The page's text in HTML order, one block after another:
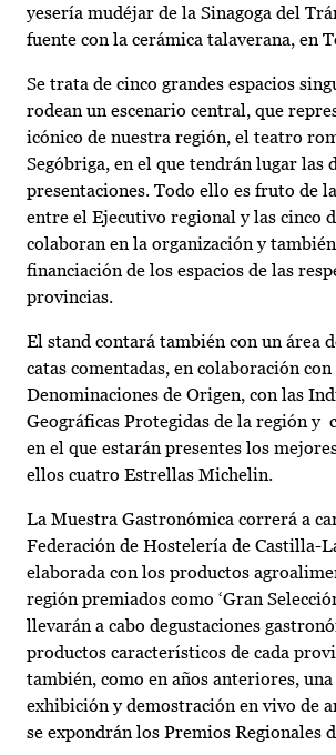
yesería mudéjar de la Sinagoga del
fuente con la cerámica talaverana, en
Se trata de cinco grandes espacios
rodean un escenario central, que
icónico de nuestra región, el teatro
Segóbriga, en el que tendrán lugar las
presentaciones. Todo ello es fruto de
entre el Ejecutivo regional y las cinco
colaboran en la organización y
financiación de los espacios de las
provincias.
El stand contará también con un área
catas comentadas, en colaboración con
Denominaciones de Origen, con las
Geográficas Protegidas de la región y
en el que estarán presentes los
ellos cuatro Estrellas Michelin.
La Muestra Gastronómica correrá a
Federación de Hostelería de Castilla-
elaborada con los productos
región premiados como ‘Gran
llevarán a cabo degustaciones
productos característicos de cada
también, como en años anteriores, una
exhibición y demostración en vivo de
se expondrán los Premios Regionales